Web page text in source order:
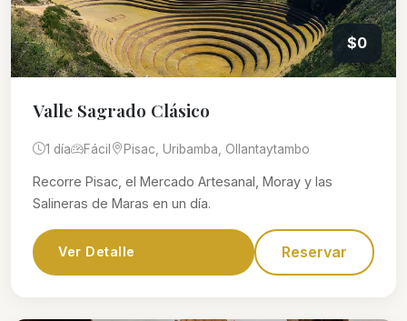
$0
Valle Sagrado Clásico
1 día Fácil Pisac, Uribamba, Ollantaytambo
Recorre Pisac, el Mercado Artesanal, Moray y las
Salineras de Maras en un día.
Ver Detalle Reservar